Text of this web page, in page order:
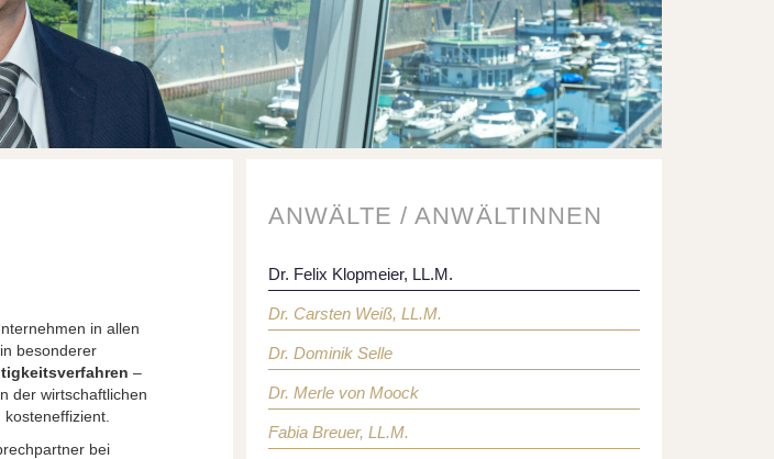
in allen
besonderer
–
der wirtschaftlichen
bei
ANWÄLTE / ANWÄLTINNEN
Dr. Felix Klopmeier, LL.M.
Dr. Carsten Weiß, LL.M.
Dr. Dominik Selle
Dr. Merle von Moock
Fabia Breuer, LL.M.